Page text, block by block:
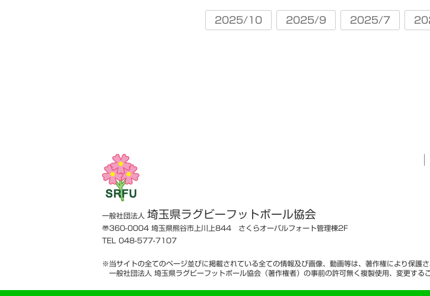
2025/10 2025/9 2025/7
一般社団法人 埼玉県ラグビーフットボール協会
〠360-0004 埼玉県熊谷市上川上844 さくらオーバルフォート管理棟2F
TEL 048-577-7107
※当サイトの全てのページ並びに掲載されている全ての情報及び画像、動画等は、著作権により保護さ
一般社団法人 埼玉県ラグビーフットボール協会（著作権者）の事前の許可無く複製使用、変更する